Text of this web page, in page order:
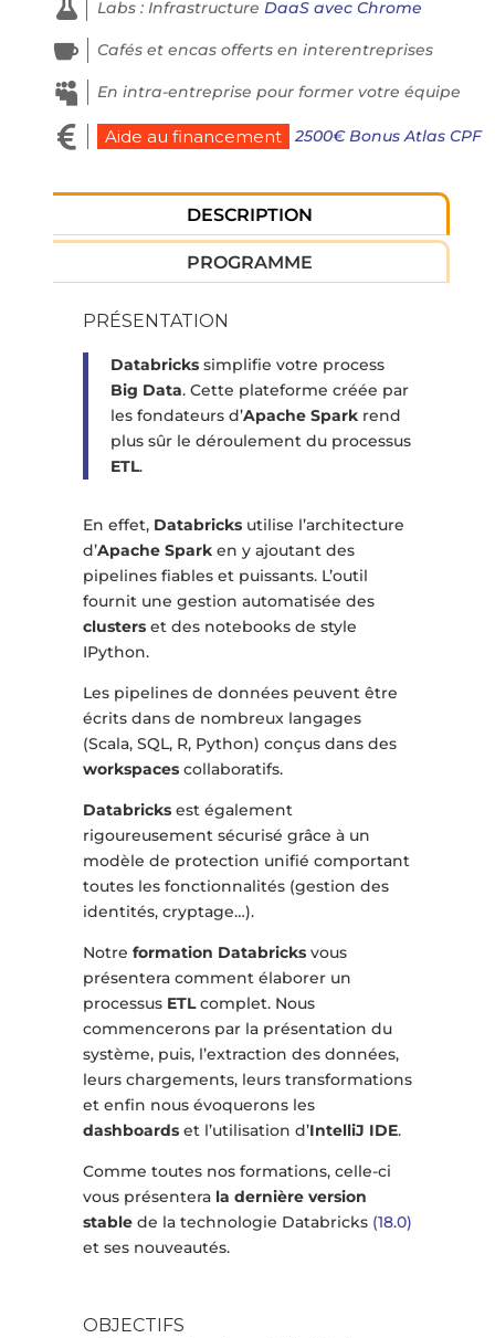
 Labs : Infrastructure DaaS avec Chrome
 Cafés et encas offerts en interentreprises
 En intra-entreprise pour former votre équipe
 Aide au financement 2500€ Bonus Atlas CPF
DESCRIPTION
PROGRAMME
PRÉSENTATION
Databrickssimplifie votre process
Big Data. Cette plateforme créée par
les fondateurs d’Apache Sparkrend
plus sûr le déroulement du processus
ETL.
En effet, Databricksutilise l’architecture
d’Apache Sparken y ajoutant des
pipelines fiables et puissants. L’outil
fournit une gestion automatisée des
clusterset des notebooks de style
IPython.
Les pipelines de données peuvent être
écrits dans de nombreux langages
(Scala, SQL, R, Python) conçus dans des
workspacescollaboratifs.
Databricksest également
rigoureusement sécurisé grâce à un
modèle de protection unifié comportant
toutes les fonctionnalités (gestion des
identités, cryptage…).
Notre formation Databricksvous
présentera comment élaborer un
processus ETLcomplet. Nous
commencerons par la présentation du
système, puis, l’extraction des données,
leurs chargements, leurs transformations
et enfin nous évoquerons les
dashboardset l’utilisation d’IntelliJ IDE.
Comme toutes nos formations, celle-ci
vous présentera la dernière version
stablede la technologie Databricks (18.0)
et ses nouveautés.
OBJECTIFS